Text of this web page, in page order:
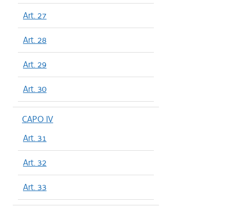
Art. 27
Art. 28
Art. 29
Art. 30
CAPO IV
Art. 31
Art. 32
Art. 33